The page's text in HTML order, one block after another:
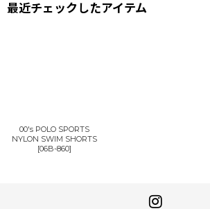
最近チェックしたアイテム
00's POLO SPORTS
NYLON SWIM SHORTS
[06B-860]